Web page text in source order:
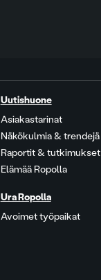
Uutishuone
Asiakastarinat
Näkökulmia & trendejä
Raportit & tutkimukset
Elämää Ropolla
Ura Ropolla
Avoimet työpaikat